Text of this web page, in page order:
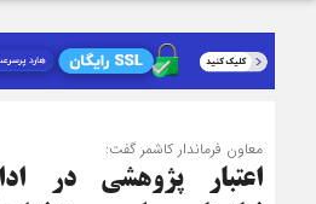
معاون فرماندار کاشمر گفت:
اعتبار پژوهشی در